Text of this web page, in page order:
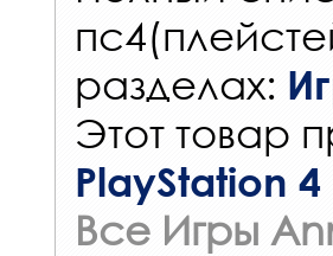
разделах:
Этот товар
PlayStation 4
Все Игры